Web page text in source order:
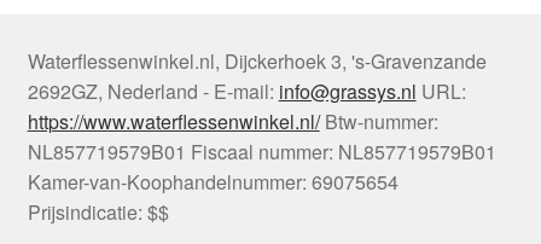
Waterflessenwinkel.nl, Dijckerhoek 3, 's-Gravenzande
2692GZ, Nederland - E-mail: info@grassys.nl URL:
https://www.waterflessenwinkel.nl/ Btw-nummer:
NL857719579B01 Fiscaal nummer: NL857719579B01
Kamer-van-Koophandelnummer: 69075654
Prijsindicatie: $$